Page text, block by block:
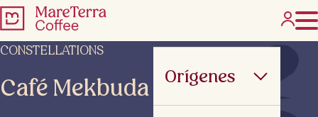
Orígenes
CONSTELLATIONS
Café Mekbuda AMD